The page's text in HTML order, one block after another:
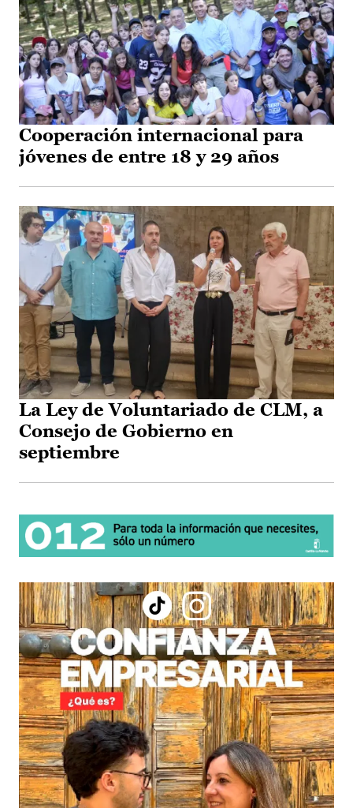
Cooperación internacional para
jóvenes de entre 18 y 29 años
La Ley de Voluntariado de CLM, a
Consejo de Gobierno en
septiembre